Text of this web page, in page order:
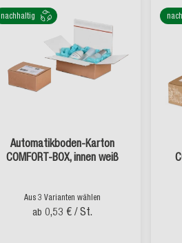
nachhaltig
Automatikboden-Karton
COMFORT-BOX, innen weiß
Aus 3 Varianten wählen
ab 0,53 € / St.